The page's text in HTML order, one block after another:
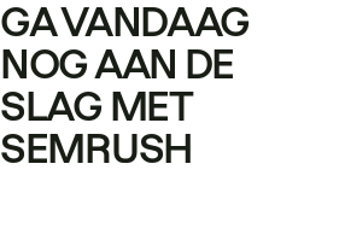
GA VANDAAG
NOG AAN DE
SLAG MET
SEMRUSH